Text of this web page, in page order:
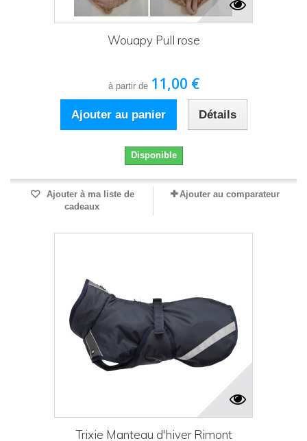
Wouapy Pull rose
à partir de 11,00 €
Ajouter au panier Détails
Disponible
Ajouter à ma liste de
cadeaux
Ajouter au comparateur
Trixie Manteau d'hiver Rimont